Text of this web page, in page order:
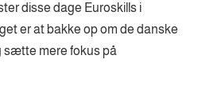
disse dage Euroskills i
er at bakke op om de danske
sætte mere fokus på